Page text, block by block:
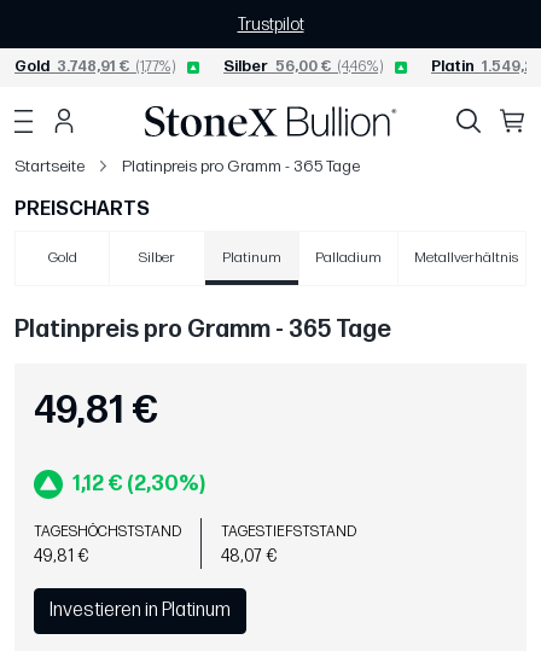
Trustpilot
Gold 3.748,91 € (1,77%) Silber 56,00 € (4,46%) Platin
Startseite Platinpreis pro Gramm - 365 Tage
PREISCHARTS
Gold Silber Platinum Palladium Metallverhältnis
Platinpreis pro Gramm - 365 Tage
49,81 €
1,12 € (2,30%)
TAGESHÖCHSTSTAND
49,81 €
TAGESTIEFSTSTAND
48,07 €
Investieren in Platinum